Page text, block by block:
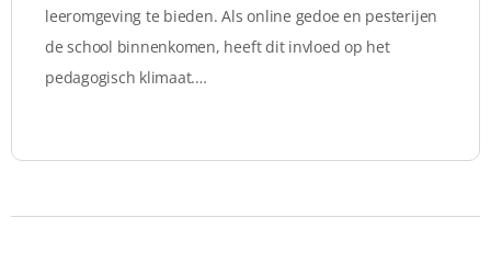
leeromgeving te bieden. Als online gedoe en pesterijen
de school binnenkomen, heeft dit invloed op het
pedagogisch klimaat.…